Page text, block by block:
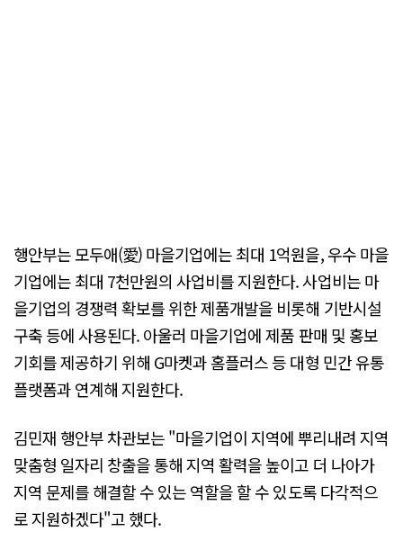
행안부는 모두애(愛) 마을기업에는 최대 1억원을, 우수 마을
기업에는 최대 7천만원의 사업비를 지원한다. 사업비는 마
을기업의 경쟁력 확보를 위한 제품개발을 비롯해 기반시설
구축 등에 사용된다. 아울러 마을기업에 제품 판매 및 홍보
기회를 제공하기 위해 G마켓과 홈플러스 등 대형 민간 유통
플랫폼과 연계해 지원한다.
김민재 행안부 차관보는 "마을기업이 지역에 뿌리내려 지역
맞춤형 일자리 창출을 통해 지역 활력을 높이고 더 나아가
지역 문제를 해결할 수 있는 역할을 할 수 있도록 다각적으
로 지원하겠다"고 했다.